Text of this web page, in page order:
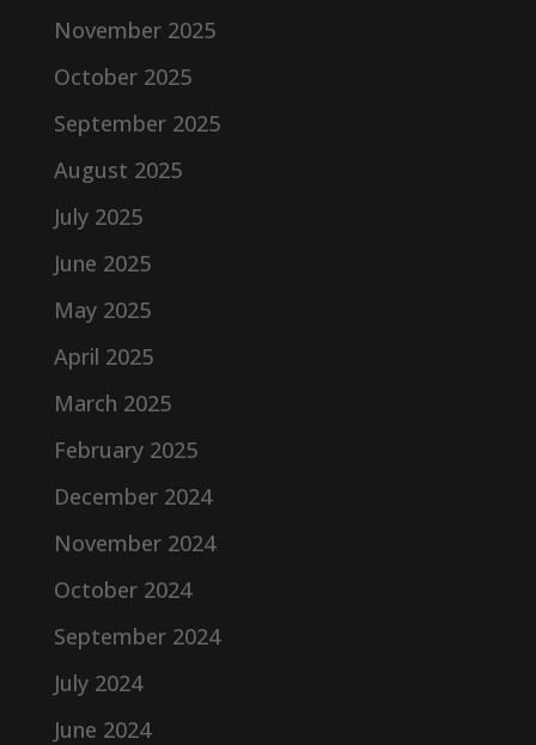
November 2025
October 2025
September 2025
August 2025
July 2025
June 2025
May 2025
April 2025
March 2025
February 2025
December 2024
November 2024
October 2024
September 2024
July 2024
June 2024